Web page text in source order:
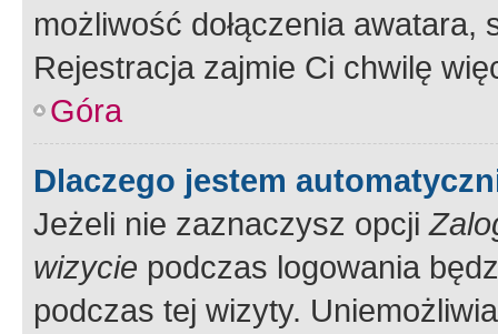
możliwość dołączenia
Rejestracja zajmie Ci chwilę
Góra
Dlaczego jestem
Jeżeli nie zaznaczysz opcji
wizycie podczas logowania
podczas tej wizyty.